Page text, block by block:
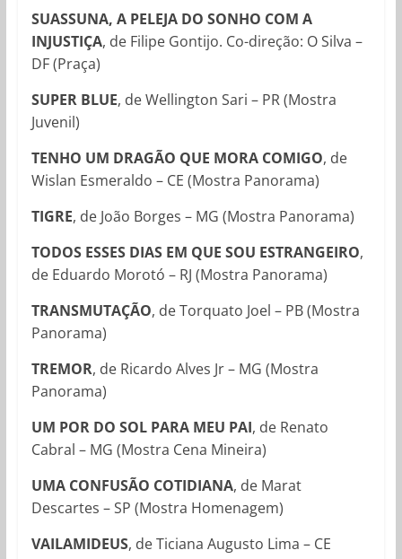
SUASSUNA, A PELEJA DO SONHO COM A
INJUSTIÇA, de Filipe Gontijo. Co-direção: O Silva –
DF (Praça)
SUPER BLUE, de Wellington Sari – PR (Mostra
Juvenil)
TENHO UM DRAGÃO QUE MORA COMIGO, de
Wislan Esmeraldo – CE (Mostra Panorama)
TIGRE, de João Borges – MG (Mostra Panorama)
TODOS ESSES DIAS EM QUE SOU ESTRANGEIRO,
de Eduardo Morotó – RJ (Mostra Panorama)
TRANSMUTAÇÃO, de Torquato Joel – PB (Mostra
Panorama)
TREMOR, de Ricardo Alves Jr – MG (Mostra
Panorama)
UM POR DO SOL PARA MEU PAI, de Renato
Cabral – MG (Mostra Cena Mineira)
UMA CONFUSÃO COTIDIANA, de Marat
Descartes – SP (Mostra Homenagem)
VAILAMIDEUS, de Ticiana Augusto Lima – CE